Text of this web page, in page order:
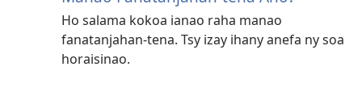
Ho salama kokoa ianao raha manao
fanatanjahan-tena. Tsy izay ihany anefa ny soa
horaisinao.